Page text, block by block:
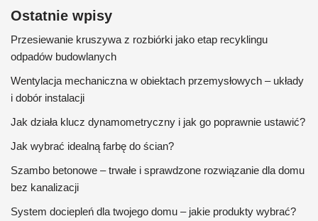
Ostatnie wpisy
Przesiewanie kruszywa z rozbiórki jako etap recyklingu
odpadów budowlanych
Wentylacja mechaniczna w obiektach przemysłowych – układy
i dobór instalacji
Jak działa klucz dynamometryczny i jak go poprawnie ustawić?
Jak wybrać idealną farbę do ścian?
Szambo betonowe – trwałe i sprawdzone rozwiązanie dla domu
bez kanalizacji
System dociepleń dla twojego domu – jakie produkty wybrać?